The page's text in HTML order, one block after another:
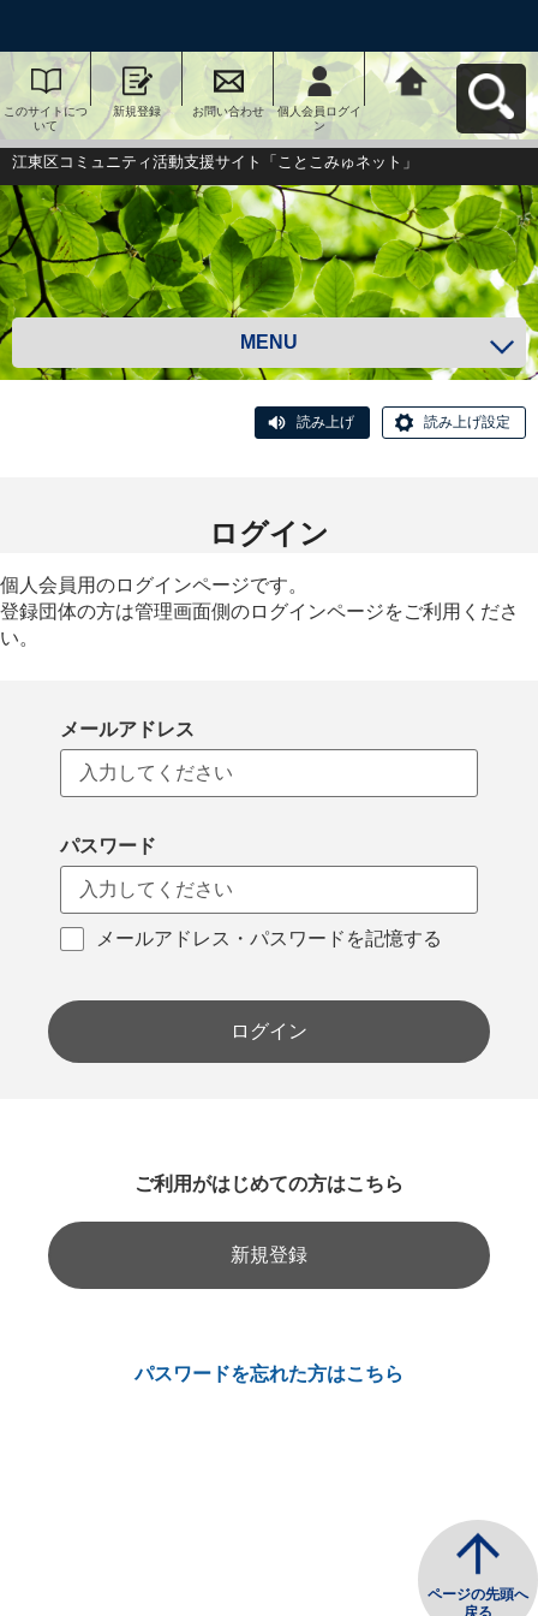
このサイトにつ
いて
新規登録 お問い合わせ
個人会員ログイ
ン
江東区コミュニ
ティ活動支援サ
イト「ことこみ
ゅネット」へ戻
る
江東区コミュニティ活動支援サイト「ことこみゅネット」
MENU
読み上げ 読み上げ設定
ログイン
個人会員用のログインページです。
登録団体の方は管理画面側のログインページをご利用くださ
い。
メールアドレス
パスワード
メールアドレス・パスワードを記憶する
ログイン
ご利用がはじめての方はこちら
新規登録
パスワードを忘れた方はこちら
ページの先頭へ
戻る